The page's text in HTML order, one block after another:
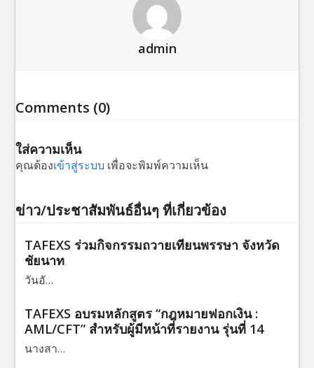
admin
Comments (0)
ใส่ความเห็น
คุณต้องเข้าสู่ระบบ เพื่อจะพิมพ์ความเห็น
ข่าว/ประชาสัมพันธ์อื่นๆ ที่เกี่ยวข้อง
TAFEXS ร่วมกิจกรรมถวายเทียนพรรษา จังหวัด
ชัยนาท
วันอั…
TAFEXS อบรมหลักสูตร “กฎหมายฟอกเงิน :
AML/CFT” สำหรับผู้มีหน้าที่รายงาน รุ่นที่ 14
นางสา…